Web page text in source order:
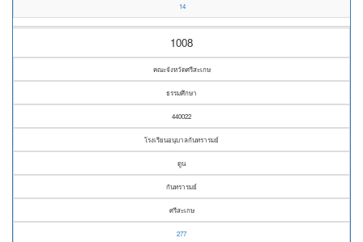
14
1008
คณะจังหวัดศรีสะเกษ
ธรรมศึกษา
440022
โรงเรียนอนุบาลกันทรารมย์
ดูน
กันทรารมย์
ศรีสะเกษ
277